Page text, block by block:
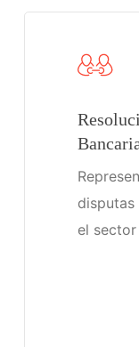
disputas
el